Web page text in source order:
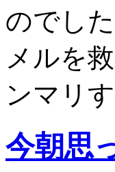
のでし
メルを
ンマリ
今朝思